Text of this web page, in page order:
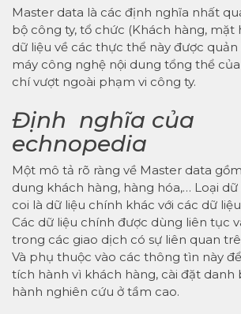
Master data là các định nghĩa nhất
bộ công ty, tổ chức (Khách hàng, mặt
dữ liệu về các thực thể này được quản
máy công nghệ nội dung tổng thể
chí vượt ngoài phạm vi công ty.
Định nghĩa của
echnopedia
Một mô tả rõ ràng về Master data
dung khách hàng, hàng hóa,… Loại dữ
coi là dữ liệu chính khác với các dữ
Các dữ liệu chính được dùng liên tục
trong các giao dịch có sự liên quan
Và phụ thuộc vào các thông tìn này
tích hành vì khách hàng, cài đặt danh
hành nghiên cứu ở tầm cao.